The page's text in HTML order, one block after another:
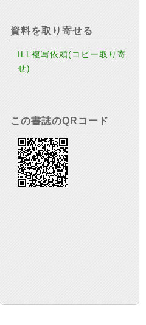
資料を取り寄せる
ILL複写依頼(コピー取り寄
せ)
この書誌のQRコード